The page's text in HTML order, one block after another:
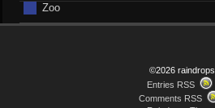
Zoo
©2026 raindrops
Entries RSS
Comments RSS